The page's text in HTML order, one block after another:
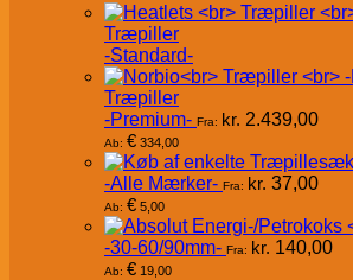
Træpiller
-Standard-
Træpiller
-Premium- Fra: kr. 2.439,00
Ab: € 334,00
-Alle Mærker- Fra: kr. 37,00
Ab: € 5,00
-30-60/90mm- Fra: kr. 140,00
Ab: € 19,00